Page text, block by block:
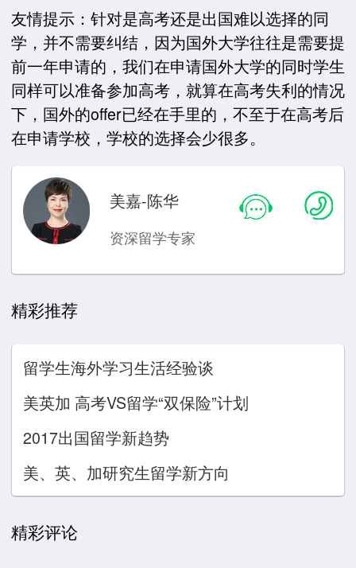
友情提示：针对是高考还是出国难以选择的同
学，并不需要纠结，因为国外大学往往是需要提
前一年申请的，我们在申请国外大学的同时学生
同样可以准备参加高考，就算在高考失利的情况
下，国外的offer已经在手里的，不至于在高考后
在申请学校，学校的选择会少很多。
美嘉-陈华
资深留学专家
精彩推荐
留学生海外学习生活经验谈
美英加 高考VS留学“双保险”计划
2017出国留学新趋势
美、英、加研究生留学新方向
精彩评论